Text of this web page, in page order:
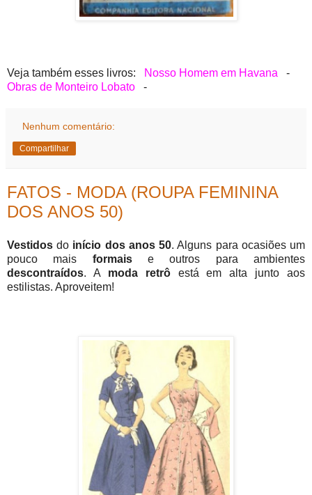
Veja também esses livros: Nosso Homem em Havana -
Obras de Monteiro Lobato -
Nenhum comentário:
Compartilhar
FATOS - MODA (ROUPA FEMININA
DOS ANOS 50)
Vestidos do início dos anos 50. Alguns para ocasiões um
pouco mais formaise outros para ambientes
descontraídos. A moda retrôestá em alta junto aos
estilistas. Aproveitem!